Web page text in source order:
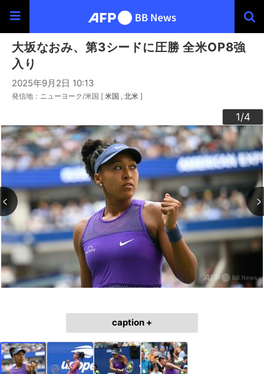
大坂なおみ、第3シードに圧勝 全米OP8強
入り
2025年9月2日 10:13
発信地：ニューヨーク/米国 [ 米国 北米 ]
1/4
2/4
3/4
4/4
caption +